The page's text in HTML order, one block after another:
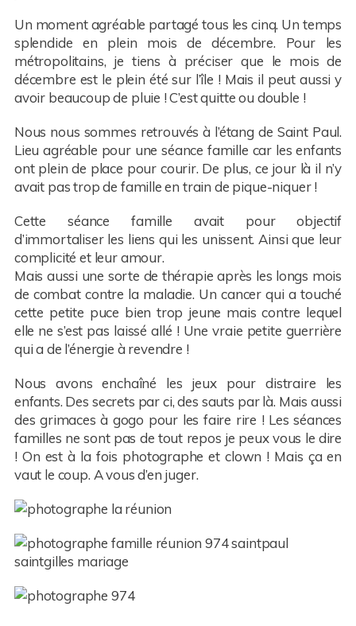
Un moment agréable partagé tous les cinq. Un temps
splendide en plein mois de décembre. Pour les
métropolitains, je tiens à préciser que le mois de
décembre est le plein été sur l’île ! Mais il peut aussi y
avoir beaucoup de pluie ! C’est quitte ou double !
Nous nous sommes retrouvés à l’étang de Saint Paul.
Lieu agréable pour une séance famille car les enfants
ont plein de place pour courir. De plus, ce jour là il n’y
avait pas trop de famille en train de pique-niquer !
Cette séance famille avait pour objectif
d’immortaliser les liens qui les unissent. Ainsi que leur
complicité et leur amour.
Mais aussi une sorte de thérapie après les longs mois
de combat contre la maladie. Un cancer qui a touché
cette petite puce bien trop jeune mais contre lequel
elle ne s’est pas laissé allé ! Une vraie petite guerrière
qui a de l’énergie à revendre !
Nous avons enchaîné les jeux pour distraire les
enfants. Des secrets par ci, des sauts par là. Mais aussi
des grimaces à gogo pour les faire rire ! Les séances
familles ne sont pas de tout repos je peux vous le dire
! On est à la fois photographe et clown ! Mais ça en
vaut le coup. A vous d’en juger.